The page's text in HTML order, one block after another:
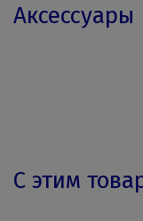
Аксессуары
С этим